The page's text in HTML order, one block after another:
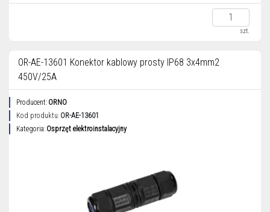
szt.
OR-AE-13601 Konektor kablowy prosty IP68 3x4mm2
450V/25A
Producent: ORNO
Kod produktu: OR-AE-13601
Kategoria: Osprzęt elektroinstalacyjny